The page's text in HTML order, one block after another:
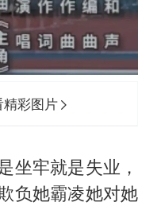
彩图片
坐牢就是失业，
负她霸凌她对她